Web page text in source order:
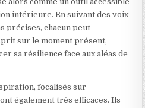
intérieure. En suivant des voix
précises, chacun peut
sur le moment présent,
sa résilience face aux aléas de
focalisés sur
également très efficaces. Ils